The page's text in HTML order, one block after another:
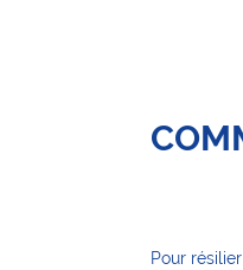
Pour